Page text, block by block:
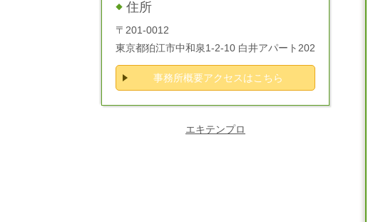
住所
〒201-0012
東京都狛江市中和泉1-2-10 白井アパート202
事務所概要アクセスはこちら
エキテンプロ